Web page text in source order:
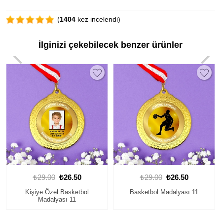
(1404 kez incelendi)
İlginizi çekebilecek benzer ürünler
₺29.00 ₺26.50
Basketbol Madalyası 11
₺29.00 ₺26.50
Basketbol Madalyası 4